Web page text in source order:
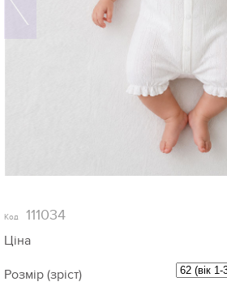
Код 111034
Ціна
Розмір (зріст)